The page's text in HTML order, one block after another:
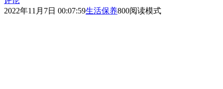
2022年11月7日 00:07:59生活保养800阅读模式